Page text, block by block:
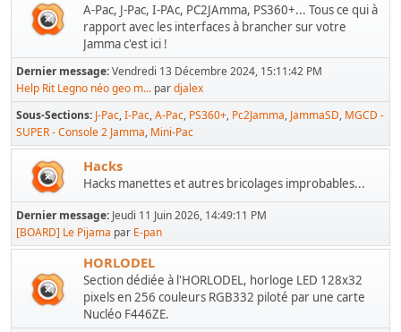
A-Pac, J-Pac, I-PAc, PC2JAmma, PS360+... Tous ce qui à
rapport avec les interfaces à brancher sur votre
Jamma c'est ici !
Dernier message:Vendredi 13 Décembre 2024, 15:11:42 PM
Help Rit Legno néo geo m... pardjalex
Sous-Sections J-Pac I-Pac A-Pac PS360+ Pc2Jamma JammaSD MGCD -
SUPER - Console 2 Jamma Mini-Pac
Hacks
Hacks manettes et autres bricolages improbables...
Dernier message: Jeudi 11 Juin 2026, 14:49:11 PM
[BOARD] Le Pijama par E-pan
HORLODEL
Section dédiée à l'HORLODEL, horloge LED 128x32
pixels en 256 couleurs RGB332 piloté par une carte
Nucléo F446ZE.